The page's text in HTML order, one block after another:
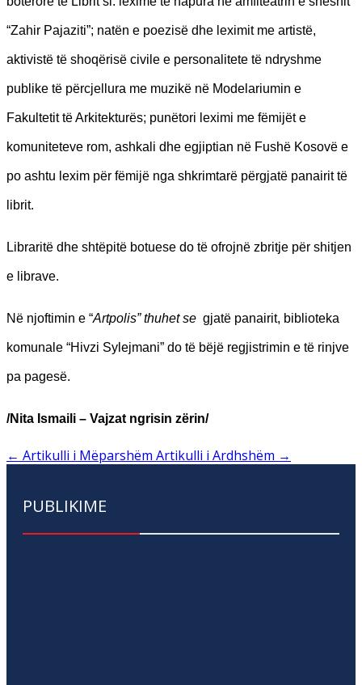
“Zahir Pajaziti”; natën e poezisë dhe leximit me artistë,
aktivistë të shoqërisë civile e personalitete të ndryshme
publike të përcjellura me muzikë në Modelariumin e
Fakultetit të Arkitekturës; punëtori leximi me fëmijët e
komuniteteve rom, ashkali dhe egjiptian në Fushë Kosovë e
po ashtu lexim për fëmijë nga shkrimtarë përgjatë panairit të
librit.
Libraritë dhe shtëpitë botuese do të ofrojnë zbritje për shitjen
e librave.
Në njoftimin e “Artpolis” thuhet se gjatë panairit, biblioteka
komunale “Hivzi Sylejmani” do të bëjë regjistrimin e të rinjve
pa pagesë.
/Nita Ismaili – Vajzat ngrisin zërin/
← Artikulli i Mëparshëm Artikulli i Ardhshëm →
PUBLIKIME